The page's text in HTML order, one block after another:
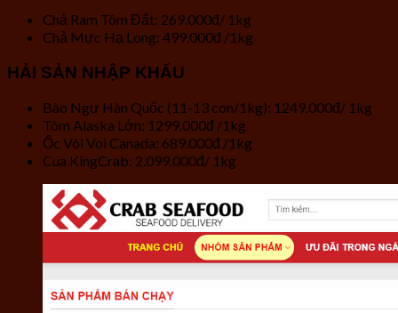
Chả Ram Tôm Đất: 269.000đ/ 1kg
Chả Mực Hạ Long: 499.000đ /1kg
HẢI SẢN NHẬP KHẨU
Bào Ngư Hàn Quốc (11-13 con/1kg): 1249.000đ/ 1kg
Tôm Alaska Lớn: 1299.000đ /1kg
Ốc Vòi Voi Canada: 689.000đ /1kg
Cua KingCrab: 2.099.000đ/ 1kg